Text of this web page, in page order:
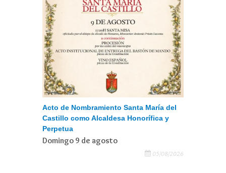
Acto de Nombramiento Santa María del
Castillo como Alcaldesa Honorífica y
Perpetua
Domingo 9 de agosto
05/08/2026